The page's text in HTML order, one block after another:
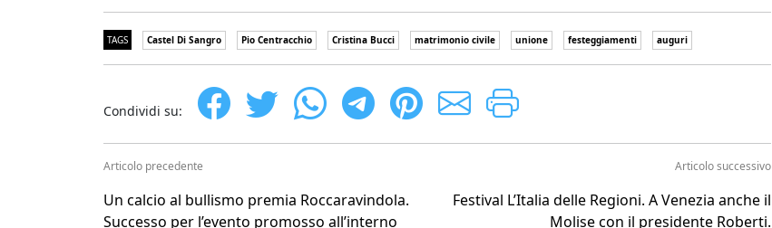
TAGS Castel Di Sangro Pio Centracchio Cristina Bucci matrimonio civile unione festeggiamenti auguri
Condividi su:
Articolo precedente
Un calcio al bullismo premia Roccaravindola.
Successo per l’evento promosso all’interno
Articolo successivo
Festival L’Italia delle Regioni. A Venezia anche il
Molise con il presidente Roberti.